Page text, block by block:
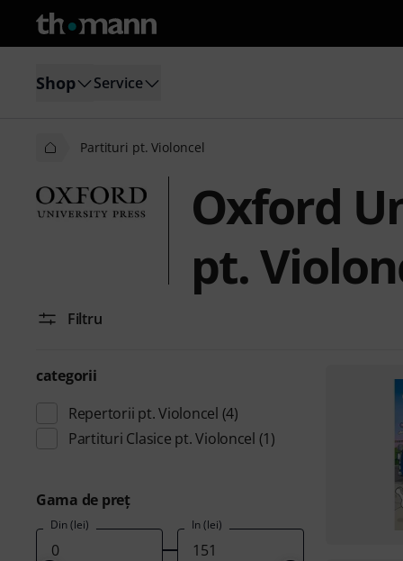
Shop Service
Partituri pt. Violoncel
Oxford
pt.
Filtru
categorii
Repertorii pt. Violoncel (4)
Partituri Clasice pt. Violoncel (1)
Gama de preţ
Din (lei) În (lei)